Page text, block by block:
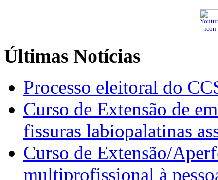
Últimas Notícias
Processo eleitoral do
Curso de Extensão de
fissuras labiopalatinas
Curso de Extensão/
multiprofissional à